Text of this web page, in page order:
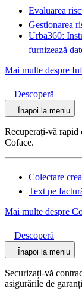
Evaluarea
Gestionarea
Urba360:
furnizează
Mai multe despre
Descoperă
Înapoi la meniu
Recuperați-vă rapid
Coface.
Colectare
Text pe
Mai multe despre
Descoperă
Înapoi la meniu
Securizați-vă
asigurările de